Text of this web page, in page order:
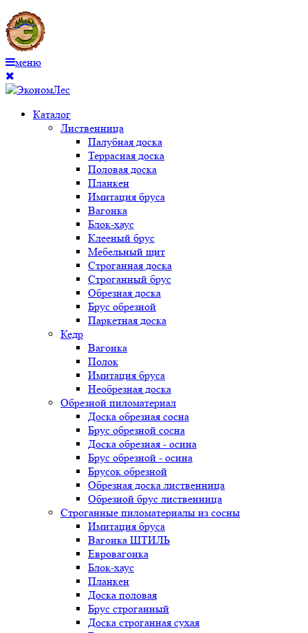
меню
Каталог
Лиственница
Палубная доска
Террасная доска
Половая доска
Планкен
Имитация бруса
Вагонка
Блок-хаус
Клееный брус
Мебельный щит
Строганная доска
Строганный брус
Обрезная доска
Брус обрезной
Паркетная доска
Кедр
Вагонка
Полок
Имитация бруса
Необрезная доска
Обрезной пиломатериал
Доска обрезная сосна
Брус обрезной сосна
Доска обрезная - осина
Брус обрезной - осина
Брусок обрезной
Обрезная доска лиственница
Обрезной брус лиственница
Строганные пиломатериалы из сосны
Имитация бруса
Вагонка ШТИЛЬ
Евровагонка
Блок-хаус
Планкен
Доска половая
Брус строганный
Доска строганная сухая